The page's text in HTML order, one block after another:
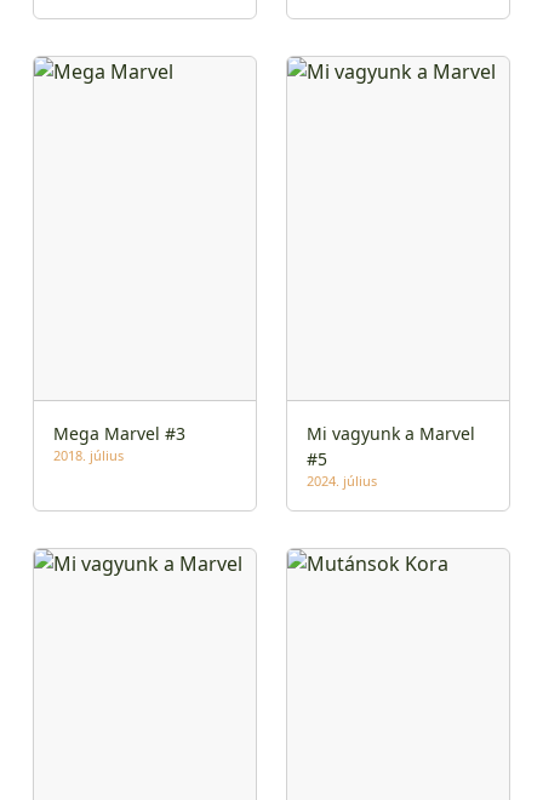
Mega Marvel #3
2018. július
Mi vagyunk a Marvel
#5
2024. július